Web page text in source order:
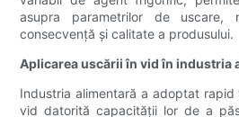
asupra parametrilor de uscare,
consecvență și calitate a produsului.
Aplicarea uscării în vid în industria
Industria alimentară a adoptat rapid
vid datorită capacității lor de a